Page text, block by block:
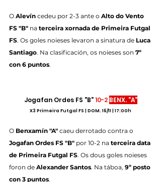
O Alevín cedeu por 2-3 ante o Alto do Vento
FS "B" na terceira xornada de Primeira Futgal
FS. Os goles noieses levaron a sinatura de Luca
Santiago. Na clasificación, os noieses son 7º
con 6 puntos.
Jogafan Ordes FS "B" 10-2 BENX. "A"
X3 Primeira Futgal FS | DOM. 16/11 | 17:00h
O Benxamín "A" caeu derrotado contra o
Jogafan Ordes FS "B" por 10-2 na terceira data
de Primeira Futgal FS. Os dous goles noieses
foron de Alexander Santos. Na táboa, 9º posto
con 3 puntos.